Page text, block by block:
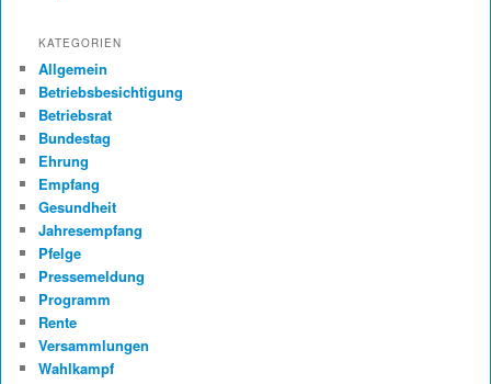
KATEGORIEN
Allgemein
Betriebsbesichtigung
Betriebsrat
Bundestag
Ehrung
Empfang
Gesundheit
Jahresempfang
Pfelge
Pressemeldung
Programm
Rente
Versammlungen
Wahlkampf